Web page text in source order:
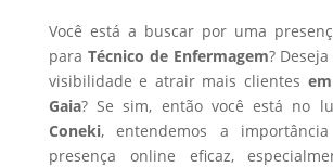
Você está a buscar por uma
para Técnico de Enfermagem?
visibilidade e atrair mais clientes
Gaia? Se sim, então você está no
Coneki, entendemos a
presença online eficaz,